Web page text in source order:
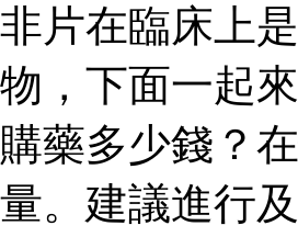
非片在臨床上
物，下面一起
購藥多少錢？
量。建議進行